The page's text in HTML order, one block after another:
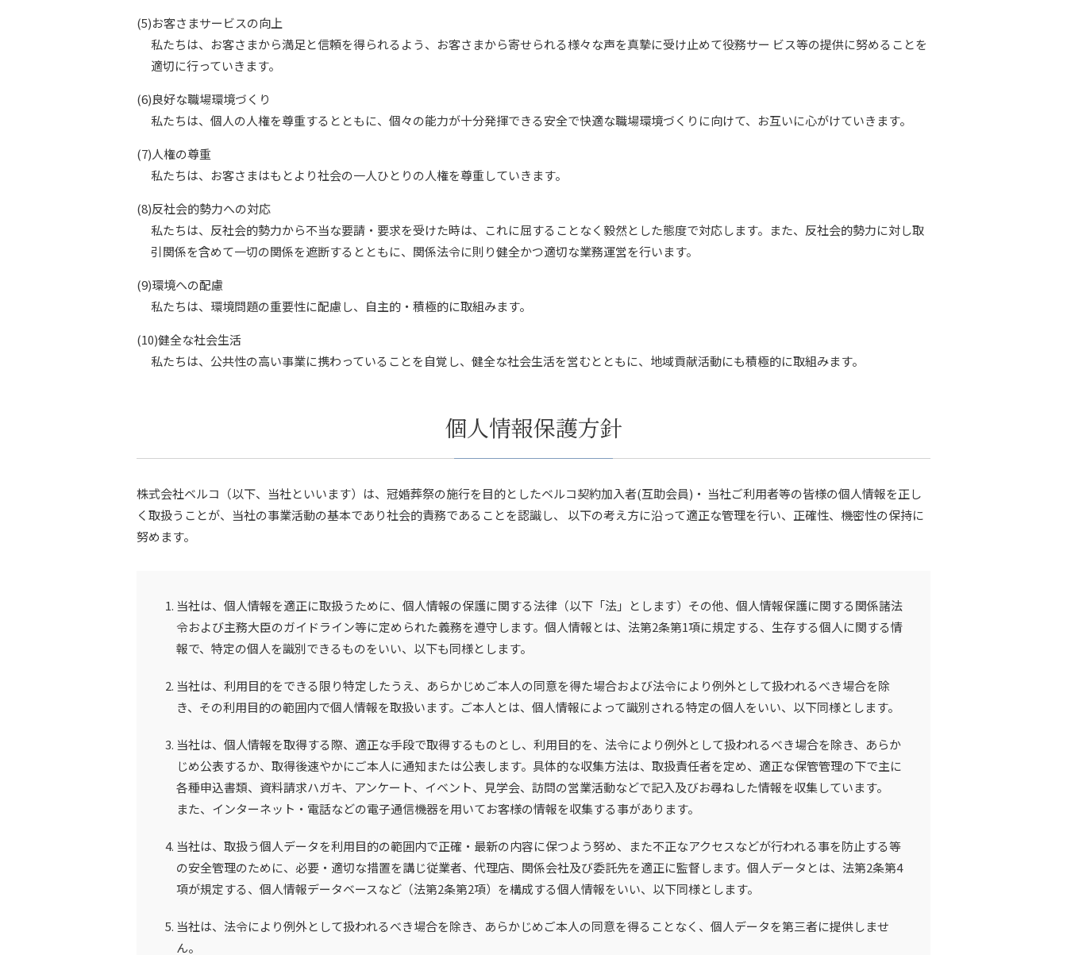
(5)お客さまサービスの向上
私たちは、お客さまから満足と信頼を得られるよう、お客さまから寄せられる様々な声を真摯に受け止めて役務サー ビス等の提供に努めることを
適切に行っていきます。
(6)良好な職場環境づくり
私たちは、個人の人権を尊重するとともに、個々の能力が十分発揮できる安全で快適な職場環境づくりに向けて、お互いに心がけていきます。
(7)人権の尊重
私たちは、お客さまはもとより社会の一人ひとりの人権を尊重していきます。
(8)反社会的勢力への対応
私たちは、反社会的勢力から不当な要請・要求を受けた時は、これに屈することなく毅然とした態度で対応します。また、反社会的勢力に対し取
引関係を含めて一切の関係を遮断するとともに、関係法令に則り健全かつ適切な業務運営を行います。
(9)環境への配慮
私たちは、環境問題の重要性に配慮し、自主的・積極的に取組みます。
(10)健全な社会生活
私たちは、公共性の高い事業に携わっていることを自覚し、健全な社会生活を営むとともに、地域貢献活動にも積極的に取組みます。
個人情報保護方針
株式会社ベルコ（以下、当社といいます）は、冠婚葬祭の施行を目的としたベルコ契約加入者(互助会員)・ 当社ご利用者等の皆様の個人情報を正し
く取扱うことが、当社の事業活動の基本であり社会的責務であることを認識し、 以下の考え方に沿って適正な管理を行い、正確性、機密性の保持に
努めます。
当社は、個人情報を適正に取扱うために、個人情報の保護に関する法律（以下「法」とします）その他、個人情報保護に関する関係諸法
令および主務大臣のガイドライン等に定められた義務を遵守します。個人情報とは、法第2条第1項に規定する、生存する個人に関する情
報で、特定の個人を識別できるものをいい、以下も同様とします。
当社は、利用目的をできる限り特定したうえ、あらかじめご本人の同意を得た場合および法令により例外として扱われるべき場合を除
き、その利用目的の範囲内で個人情報を取扱います。ご本人とは、個人情報によって識別される特定の個人をいい、以下同様とします。
当社は、個人情報を取得する際、適正な手段で取得するものとし、利用目的を、法令により例外として扱われるべき場合を除き、あらか
じめ公表するか、取得後速やかにご本人に通知または公表します。具体的な収集方法は、取扱責任者を定め、適正な保管管理の下で主に
各種申込書類、資料請求ハガキ、アンケート、イベント、見学会、訪問の営業活動などで記入及びお尋ねした情報を収集しています。
また、インターネット・電話などの電子通信機器を用いてお客様の情報を収集する事があります。
当社は、取扱う個人データを利用目的の範囲内で正確・最新の内容に保つよう努め、また不正なアクセスなどが行われる事を防止する等
の安全管理のために、必要・適切な措置を講じ従業者、代理店、関係会社及び委託先を適正に監督します。個人データとは、法第2条第4
項が規定する、個人情報データベースなど（法第2条第2項）を構成する個人情報をいい、以下同様とします。
当社は、法令により例外として扱われるべき場合を除き、あらかじめご本人の同意を得ることなく、個人データを第三者に提供しませ
ん。